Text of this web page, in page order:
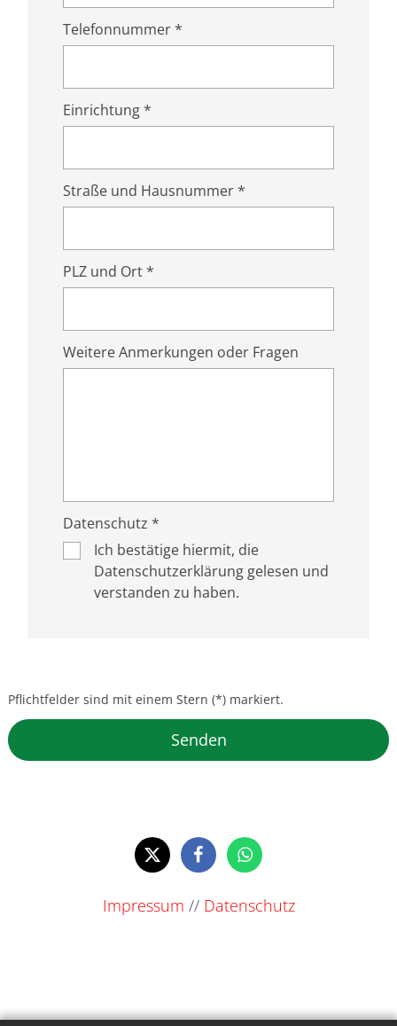
Telefonnummer *
Einrichtung *
Straße und Hausnummer *
PLZ und Ort *
Weitere Anmerkungen oder Fragen
Datenschutz *
Ich bestätige hiermit, die
Datenschutzerklärung gelesen und
verstanden zu haben.
Pflichtfelder sind mit einem Stern (*) markiert.
Impressum // Datenschutz